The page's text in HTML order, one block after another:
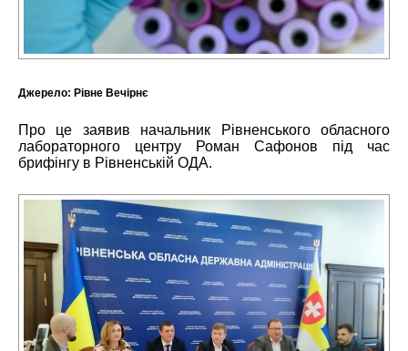
Джерело: Рівне Вечірнє
Про це заявив начальник Рівненського обласного
лабораторного центру Роман Сафонов під час
брифінгу в Рівненській ОДА.